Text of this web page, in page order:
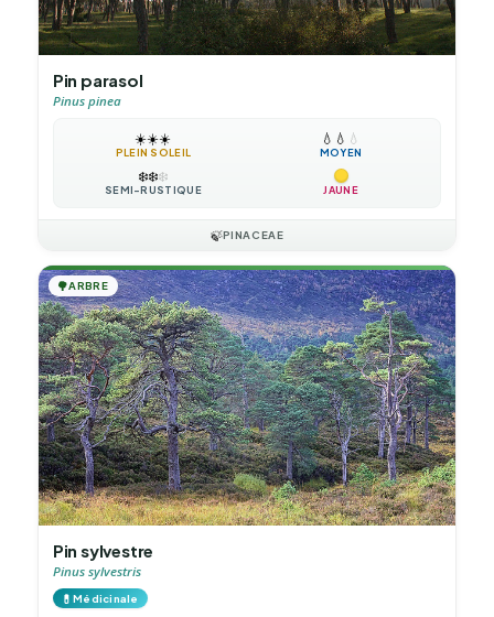
Pin parasol
Pinus pinea
☀️☀️☀️
PLEIN SOLEIL
💧 💧 💧
MOYEN
❄️❄️❄️
SEMI-RUSTIQUE JAUNE
🍃PINACEAE
🌳ARBRE
Pin sylvestre
Pinus sylvestris
💊Médicinale